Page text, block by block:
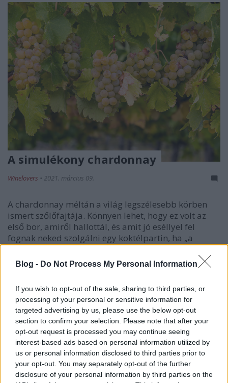
Blog - Do Not Process My Personal Information
If you wish to opt-out of the sale, sharing to third parties, or
processing of your personal or sensitive information for
targeted advertising by us, please use the below opt-out
section to confirm your selection. Please note that after your
opt-out request is processed you may continue seeing
interest-based ads based on personal information utilized by
us or personal information disclosed to third parties prior to
your opt-out. You may separately opt-out of the further
disclosure of your personal information by third parties on the
A simulékony chardonnay
Winelovers • 2021. március 09.
A chardonnay méltán a világ legszélesebb körben
ismert szőlőfajtája. Könnyen lehet, hogy ez volt az
első bor, amiről hallottál, és amit jó eséllyel fel
fognak neked szolgálni egy koktélpartin, ha „a
fehérből” rendelsz. A szőlő maga eléggé semleges,
de egy kis borkészítési varázslattal át lehet…